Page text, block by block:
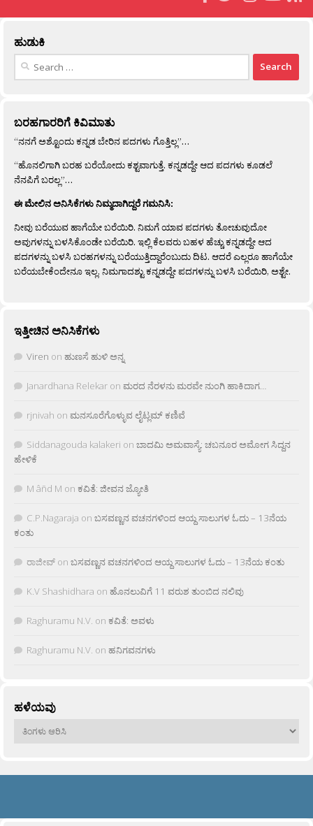
ಹುಡುಕಿ
Search
ಬರಹಗಾರರಿಗೆ ಕಿವಿಮಾತು
“ನನಗೆ ಅಶ್ಟೊಂದು ಕನ್ನಡ ಬೇರಿನ ಪದಗಳು ಗೊತ್ತಿಲ್ಲ”…
“ಹೊನಲಿಗಾಗಿ ಬರಹ ಬರೆಯೋದು ಕಶ್ಟವಾಗುತ್ತೆ. ಕನ್ನಡದ್ದೇ ಆದ ಪದಗಳು ಕೂಡಲೆ
ನೆನಪಿಗೆ ಬರಲ್ಲ”…
ಈ ಮೇಲಿನ ಅನಿಸಿಕೆಗಳು ನಿಮ್ಮದಾಗಿದ್ದರೆ ಗಮನಿಸಿ:
ನೀವು ಬರೆಯುವ ಹಾಗೆಯೇ ಬರೆಯಿರಿ. ನಿಮಗೆ ಯಾವ ಪದಗಳು ತೋಚುವುದೋ
ಅವುಗಳನ್ನು ಬಳಸಿಕೊಂಡೇ ಬರೆಯಿರಿ. ಇಲ್ಲಿ ಕೆಲವರು ಬಹಳ ಹೆಚ್ಚು ಕನ್ನಡದ್ದೇ ಆದ
ಪದಗಳನ್ನು ಬಳಸಿ ಬರಹಗಳನ್ನು ಬರೆಯುತ್ತಿದ್ದಾರೆಂಬುದು ದಿಟ. ಆದರೆ ಎಲ್ಲರೂ ಹಾಗೆಯೇ
ಬರೆಯಬೇಕೆಂದೇನೂ ಇಲ್ಲ. ನಿಮಗಾದಶ್ಟು ಕನ್ನಡದ್ದೇ ಪದಗಳನ್ನು ಬಳಸಿ ಬರೆಯಿರಿ, ಅಶ್ಟೇ.
ಇತ್ತೀಚಿನ ಅನಿಸಿಕೆಗಳು
Viren on ಹುಣಸೆ ಹುಳಿ ಅನ್ನ
Janardhana Relekar on ಮರದ ನೆರಳನು ಮರವೇ ನುಂಗಿ ಹಾಕಿದಾಗ…
rjnivah on ಮನಸೂರೆಗೊಳ್ಳುವ ಲೈಟ್ಲಮ್ ಕಣಿವೆ
Siddanagouda kalakeri on ಬಾದಮಿ ಅಮವಾಸ್ಯೆ: ಚಬನೂರ ಅಮೋಗ ಸಿದ್ದನ
ಹೇಳಿಕೆ
M âñd M on ಕವಿತೆ: ಜೀವನ ಜ್ಯೋತಿ
C.P.Nagaraja on ಬಸವಣ್ಣನ ವಚನಗಳಿಂದ ಆಯ್ದ ಸಾಲುಗಳ ಓದು – 13ನೆಯ
ಕಂತು
ರಾಜೀವ್ on ಬಸವಣ್ಣನ ವಚನಗಳಿಂದ ಆಯ್ದ ಸಾಲುಗಳ ಓದು – 13ನೆಯ ಕಂತು
K.V Shashidhara on ಹೊನಲುವಿಗೆ 11 ವರುಶ ತುಂಬಿದ ನಲಿವು
Raghuramu N.V. on ಕವಿತೆ: ಅವಳು
Raghuramu N.V. on ಹನಿಗವನಗಳು
ಹಳೆಯವು
ಹಳೆಯವು